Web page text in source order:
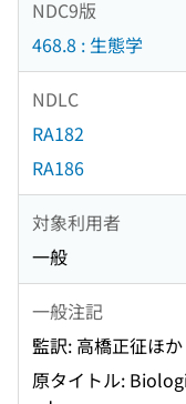
NDC9版
468.8 : 生態学
NDLC
RA182
RA186
対象利用者
一般
一般注記
監訳: 高橋正征ほか
原タイトル: